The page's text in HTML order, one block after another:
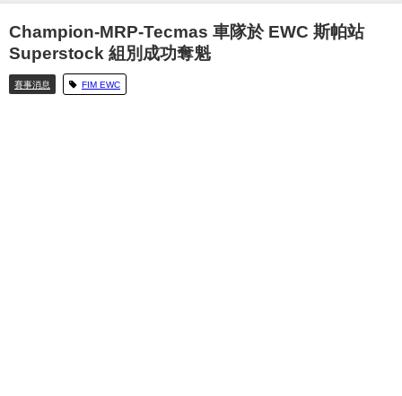
Champion-MRP-Tecmas 車隊於 EWC 斯帕站
Superstock 組別成功奪魁
賽事消息 FIM EWC